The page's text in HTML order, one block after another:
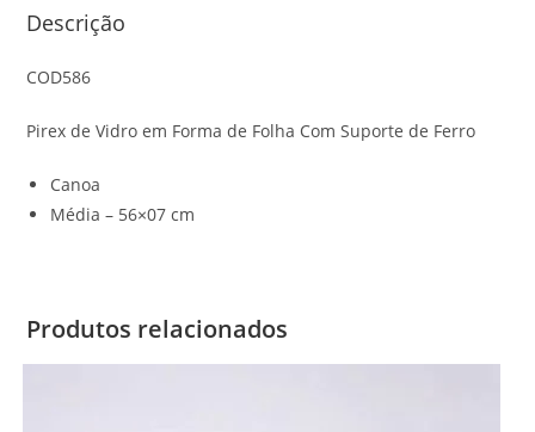
Descrição
COD586
Pirex de Vidro em Forma de Folha Com Suporte de Ferro
Canoa
Média – 56×07 cm
Produtos relacionados